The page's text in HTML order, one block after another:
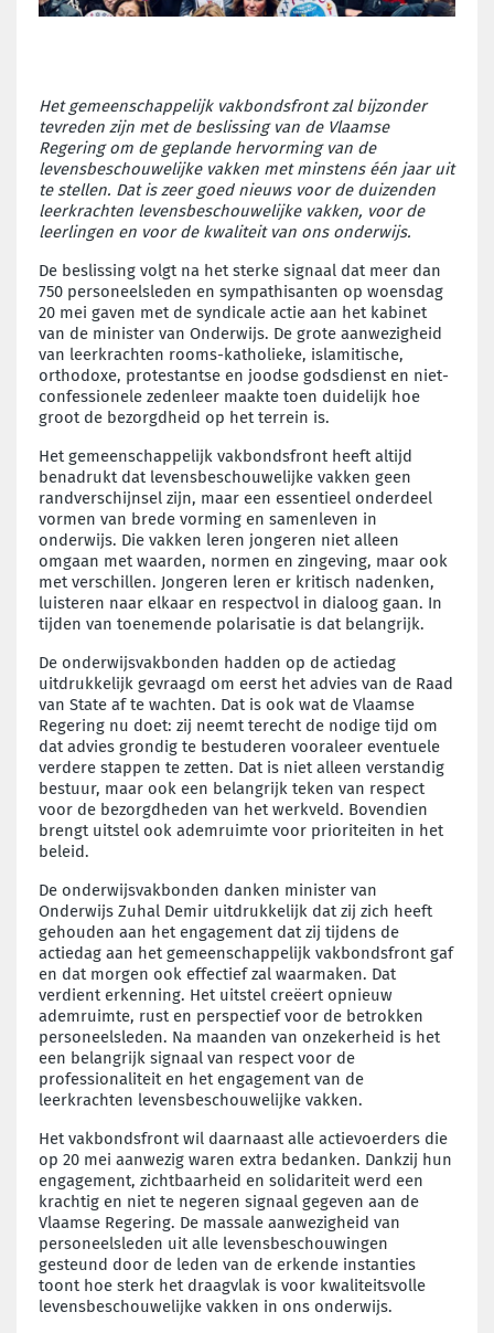
Het gemeenschappelijk vakbondsfront zal bijzonder
tevreden zijn met de beslissing van de Vlaamse
Regering om de geplande hervorming van de
levensbeschouwelijke vakken met minstens één jaar uit
te stellen. Dat is zeer goed nieuws voor de duizenden
leerkrachten levensbeschouwelijke vakken, voor de
leerlingen en voor de kwaliteit van ons onderwijs.
De beslissing volgt na het sterke signaal dat meer dan
750 personeelsleden en sympathisanten op woensdag
20 mei gaven met de syndicale actie aan het kabinet
van de minister van Onderwijs. De grote aanwezigheid
van leerkrachten rooms-katholieke, islamitische,
orthodoxe, protestantse en joodse godsdienst en niet-
confessionele zedenleer maakte toen duidelijk hoe
groot de bezorgdheid op het terrein is.
Het gemeenschappelijk vakbondsfront heeft altijd
benadrukt dat levensbeschouwelijke vakken geen
randverschijnsel zijn, maar een essentieel onderdeel
vormen van brede vorming en samenleven in
onderwijs. Die vakken leren jongeren niet alleen
omgaan met waarden, normen en zingeving, maar ook
met verschillen. Jongeren leren er kritisch nadenken,
luisteren naar elkaar en respectvol in dialoog gaan. In
tijden van toenemende polarisatie is dat belangrijk.
De onderwijsvakbonden hadden op de actiedag
uitdrukkelijk gevraagd om eerst het advies van de Raad
van State af te wachten. Dat is ook wat de Vlaamse
Regering nu doet: zij neemt terecht de nodige tijd om
dat advies grondig te bestuderen vooraleer eventuele
verdere stappen te zetten. Dat is niet alleen verstandig
bestuur, maar ook een belangrijk teken van respect
voor de bezorgdheden van het werkveld. Bovendien
brengt uitstel ook ademruimte voor prioriteiten in het
beleid.
De onderwijsvakbonden danken minister van
Onderwijs Zuhal Demir uitdrukkelijk dat zij zich heeft
gehouden aan het engagement dat zij tijdens de
actiedag aan het gemeenschappelijk vakbondsfront gaf
en dat morgen ook effectief zal waarmaken. Dat
verdient erkenning. Het uitstel creëert opnieuw
ademruimte, rust en perspectief voor de betrokken
personeelsleden. Na maanden van onzekerheid is het
een belangrijk signaal van respect voor de
professionaliteit en het engagement van de
leerkrachten levensbeschouwelijke vakken.
Het vakbondsfront wil daarnaast alle actievoerders die
op 20 mei aanwezig waren extra bedanken. Dankzij hun
engagement, zichtbaarheid en solidariteit werd een
krachtig en niet te negeren signaal gegeven aan de
Vlaamse Regering. De massale aanwezigheid van
personeelsleden uit alle levensbeschouwingen
gesteund door de leden van de erkende instanties
toont hoe sterk het draagvlak is voor kwaliteitsvolle
levensbeschouwelijke vakken in ons onderwijs.